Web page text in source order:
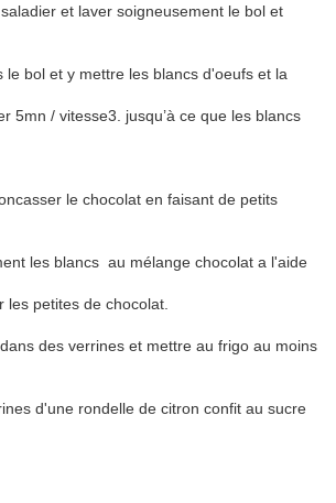
et laver soigneusement le bol et
le bol et y mettre les blancs d'oeufs et la
5mn / vitesse3. jusqu’à ce que les blancs
le chocolat en faisant de petits
les blancs au mélange chocolat a l'aide
petites de chocolat.
des verrines et mettre au frigo au moins
d'une rondelle de citron confit au sucre